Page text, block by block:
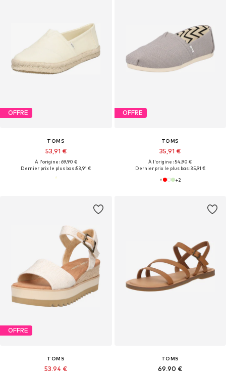
OFFRE
TOMS
53,91 €
À l'origine : 69,90 €
Dernier prix le plus bas :53,91 €
OFFRE
TOMS
35,91 €
À l'origine : 54,90 €
Dernier prix le plus bas :35,91 €
+2
OFFRE
TOMS
53,94 €
TOMS
69,90 €